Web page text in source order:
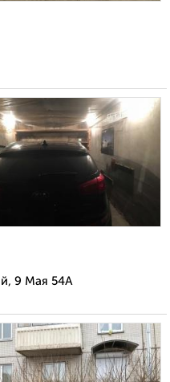
9 Мая 54А